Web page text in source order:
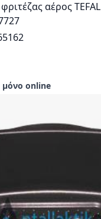
αέρος TEFAL EY505827
μόνο online